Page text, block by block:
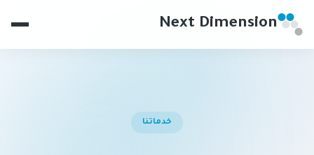
Next Dimension
خدماتنا